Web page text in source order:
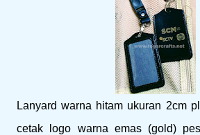
Lanyard warna hitam ukuran 2cm
cetak logo warna emas (gold)